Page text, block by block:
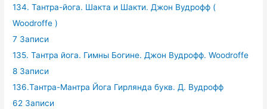
134. Тантра-йога. Шакта и Шакти. Джон Вудрофф (
Woodroffe )
7 Записи
135. Тантра йога. Гимны Богине. Джон Вудрофф. Woodroffe
8 Записи
136.Тантра-Мантра Йога Гирлянда букв. Д. Вудрофф
62 Записи